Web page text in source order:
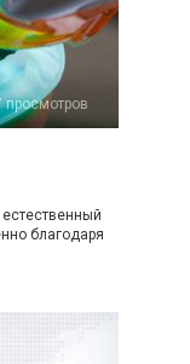
просмотров
благодаря